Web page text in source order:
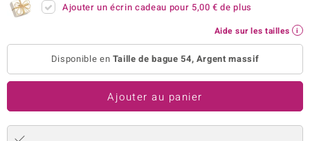
Collection
Ajouter un écrin cadeau pour 5,00 € de plus
Aide sur les tailles
Disponible en Taille de bague 54, Argent massif
Ajouter au panier